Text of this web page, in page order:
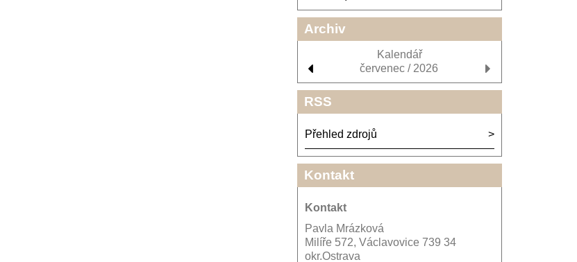
Archiv
Kalendář
červenec / 2026
RSS
Přehled zdrojů
Kontakt
Kontakt
Pavla Mrázková
Milíře 572, Václavovice 739 34
okr.Ostrava